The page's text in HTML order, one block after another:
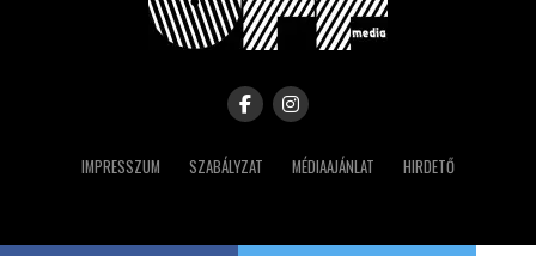
IMPRESSZUM SZABÁLYZAT MÉDIAAJÁNLAT HIRDETŐ